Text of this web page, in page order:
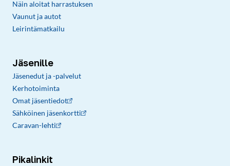
Näin aloitat harrastuksen
Vaunut ja autot
Leirintämatkailu
Jäsenille
Jäsenedut ja -palvelut
Kerhotoiminta
Omat jäsentiedot
Sähköinen jäsenkortti
Caravan-lehti
Pikalinkit